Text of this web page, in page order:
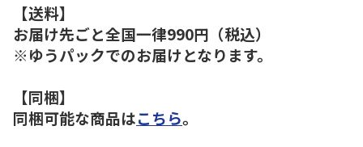
【送料】
お届け先ごと全国一律990円（税込）
※ゆうパックでのお届けとなります。
【同梱】
同梱可能な商品はこちら。